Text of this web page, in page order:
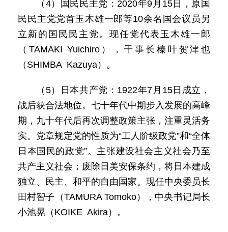
（4）国民民主党：2020年9月15日，原国
民民主党党首玉木雄一郎等10余名国会议员另
立新的国民民主党。现任党代表玉木雄一郎
（TAMAKI Yuichiro），干事长榛叶贺津也
（SHIMBA Kazuya）。
（5）日本共产党：1922年7月15日成立，
战后获合法地位。七十年代中期步入发展的高峰
期，九十年代后再次调整政策主张，注重灵活务
实。党章规定党的性质为“工人阶级政党”和“全体
日本国民的政党”。主张建设社会主义社会乃至
共产主义社会；废除日美安保条约，将日本建成
独立、民主、和平的自由国家。现任中央委员长
田村智子（TAMURA Tomoko），中央书记局长
小池晃（KOIKE Akira）。